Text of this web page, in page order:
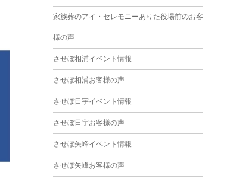
2024年11月
2024年9月
2024年8月
2024年7月
2024年6月
2024年5月
2024年4月
2024年3月
家族葬のアイ・セレモニーありた役場前のお客
様の声
させぼ相浦イベント情報
させぼ相浦お客様の声
させぼ日宇イベント情報
させぼ日宇お客様の声
させぼ矢峰イベント情報
させぼ矢峰お客様の声